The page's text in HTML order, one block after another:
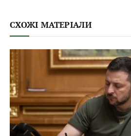
СХОЖІ МАТЕРІАЛИ